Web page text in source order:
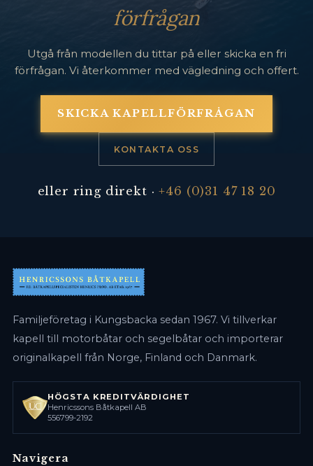
förfrågan
Utgå från modellen du tittar på eller skicka en fri
förfrågan. Vi återkommer med vägledning och offert.
SKICKA KAPELLFÖRFRÅGAN
KONTAKTA OSS
eller ring direkt ·+46 (0)31 47 18 20
Familjeföretag i Kungsbacka sedan 1967. Vi tillverkar
kapell till motorbåtar och segelbåtar och importerar
originalkapell från Norge, Finland och Danmark.
HÖGSTA KREDITVÄRDIGHET
Henricssons Båtkapell AB
556799-2192
Navigera